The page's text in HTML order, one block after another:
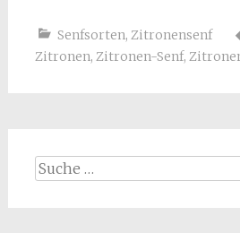
Senfsorten, Zitronensenf
Zitronen, Zitronen-Senf,
Suche
nach: